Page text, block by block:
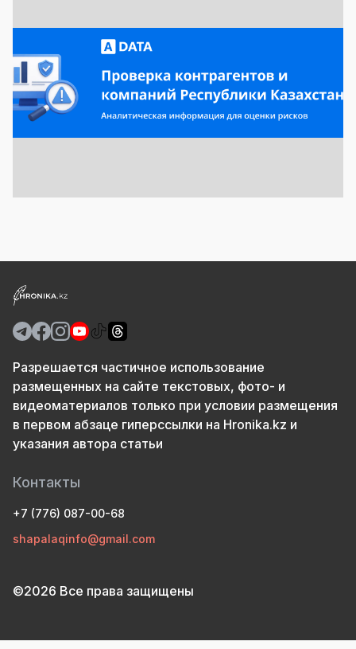
Разрешается частичное использование
размещенных на сайте текстовых, фото- и
видеоматериалов только при условии размещения
в первом абзаце гиперссылки на Hronika.kz и
указания автора статьи
Контакты
+7 (776) 087-00-68
shapalaqinfo@gmail.com
©2026 Все права защищены